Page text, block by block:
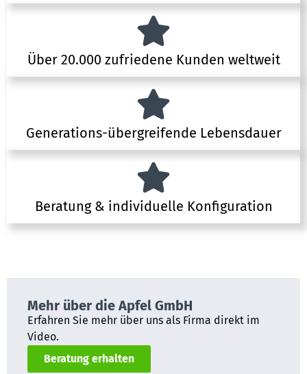
Über 20.000 zufriedene Kunden weltweit
Generations-übergreifende Lebensdauer
Beratung & individuelle Konfiguration
Mehr über die Apfel GmbH
Erfahren Sie mehr über uns als Firma direkt im
Video.
Beratung erhalten